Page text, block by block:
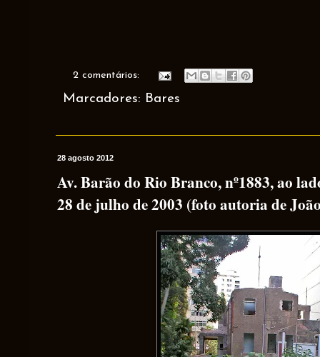
2 comentários:
Marcadores: Bares
28 agosto 2012
Av. Barão do Rio Branco, nº1883, ao
28 de julho de 2003 (foto autoria de